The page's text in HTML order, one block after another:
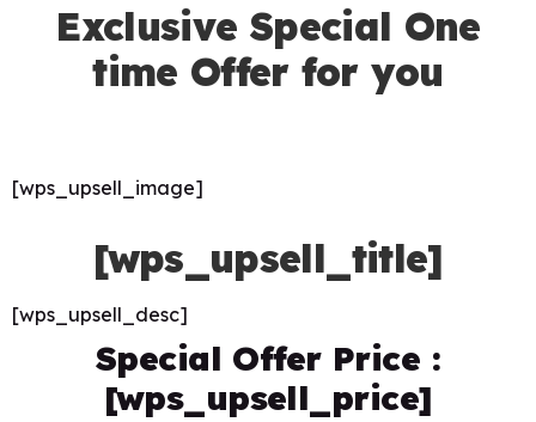
Exclusive Special One
time Offer for you
[wps_upsell_image]
[wps_upsell_title]
[wps_upsell_desc]
Special Offer Price :
[wps_upsell_price]